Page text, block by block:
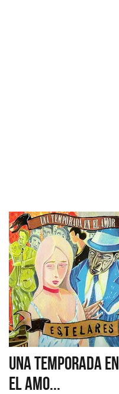
UNA TEMPORADA EN
EL AMO...